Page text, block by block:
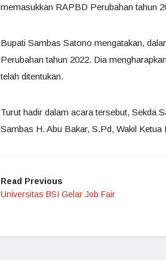
memasukkan RAPBD Perubahan tahun
Bupati Sambas Satono mengatakan,
Perubahan tahun 2022. Dia
telah ditentukan.
Turut hadir dalam acara tersebut, Sekda
Sambas H. Abu Bakar, S.Pd, Wakil
Read Previous
Universitas BSI Gelar Job Fair